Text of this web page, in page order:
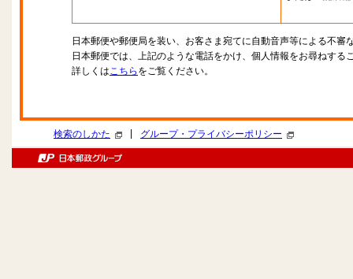
日本郵便や郵便局を装い、お客さま宛てに自動音声等による不審
日本郵便では、上記のような電話をかけ、個人情報をお尋ねする
詳しくはこちら をご覧ください。
検索のしかた グループ・プライバシーポリシー